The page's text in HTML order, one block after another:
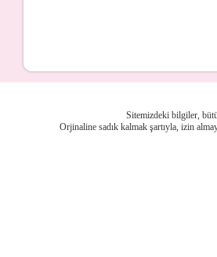
Sitemizdeki bilgiler,
Orjinaline sadık kalmak şartıyla, izin